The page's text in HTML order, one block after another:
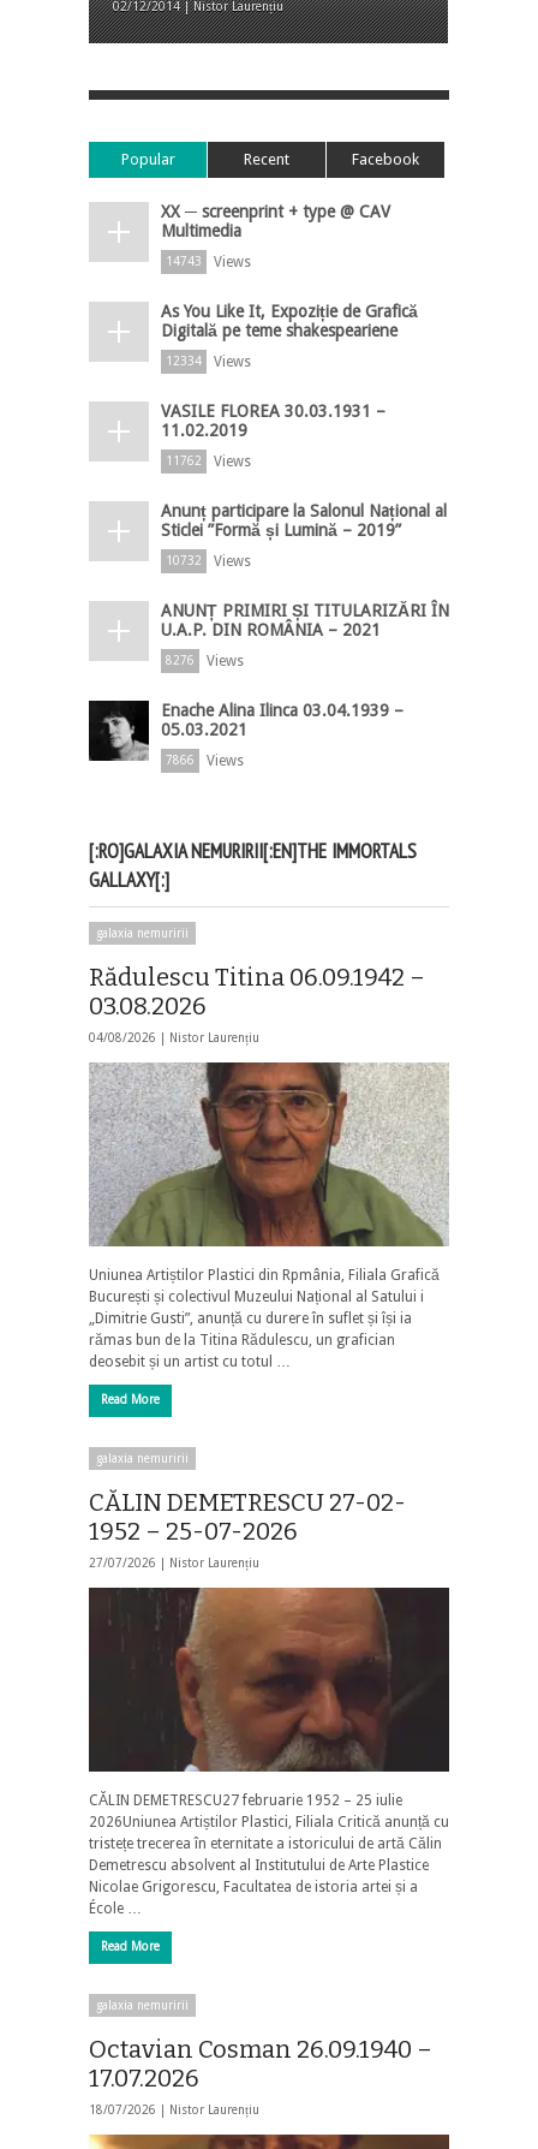
02/12/2014 | Nistor Laurențiu
Popular Recent Facebook
XX ─ screenprint + type @ CAV
Multimedia
14743 Views
As You Like It, Expoziție de Grafică
Digitală pe teme shakespeariene
12334 Views
VASILE FLOREA 30.03.1931 –
11.02.2019
11762 Views
Anunț participare la Salonul Național al
Sticlei ”Formă și Lumină – 2019”
10732 Views
ANUNȚ PRIMIRI ȘI TITULARIZĂRI ÎN
U.A.P. DIN ROMÂNIA – 2021
8276 Views
Enache Alina Ilinca 03.04.1939 –
05.03.2021
7866 Views
[:RO]GALAXIA NEMURIRII[:EN]THE IMMORTALS
GALLAXY[:]
galaxia nemuririi
Rădulescu Titina 06.09.1942 –
03.08.2026
04/08/2026 | Nistor Laurențiu
Uniunea Artiștilor Plastici din Rpmânia, Filiala Grafică
București și colectivul Muzeului Național al Satului i
„Dimitrie Gusti”, anunță cu durere în suflet și își ia
rămas bun de la Titina Rădulescu, un grafician
deosebit și un artist cu totul …
Read More
galaxia nemuririi
CĂLIN DEMETRESCU 27-02-
1952 – 25-07-2026
27/07/2026 | Nistor Laurențiu
CĂLIN DEMETRESCU27 februarie 1952 – 25 iulie
2026Uniunea Artiștilor Plastici, Filiala Critică anunță cu
tristețe trecerea în eternitate a istoricului de artă Călin
Demetrescu absolvent al Institutului de Arte Plastice
Nicolae Grigorescu, Facultatea de istoria artei și a
École …
Read More
galaxia nemuririi
Octavian Cosman 26.09.1940 –
17.07.2026
18/07/2026 | Nistor Laurențiu